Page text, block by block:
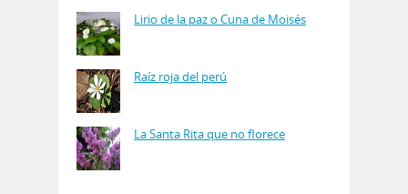
Lirio de la paz o Cuna de Moisés
Raíz roja del perú
La Santa Rita que no florece